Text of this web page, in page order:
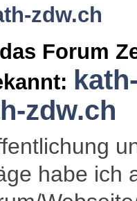
zdw.ch
Forum
zdw.ch
habe ich